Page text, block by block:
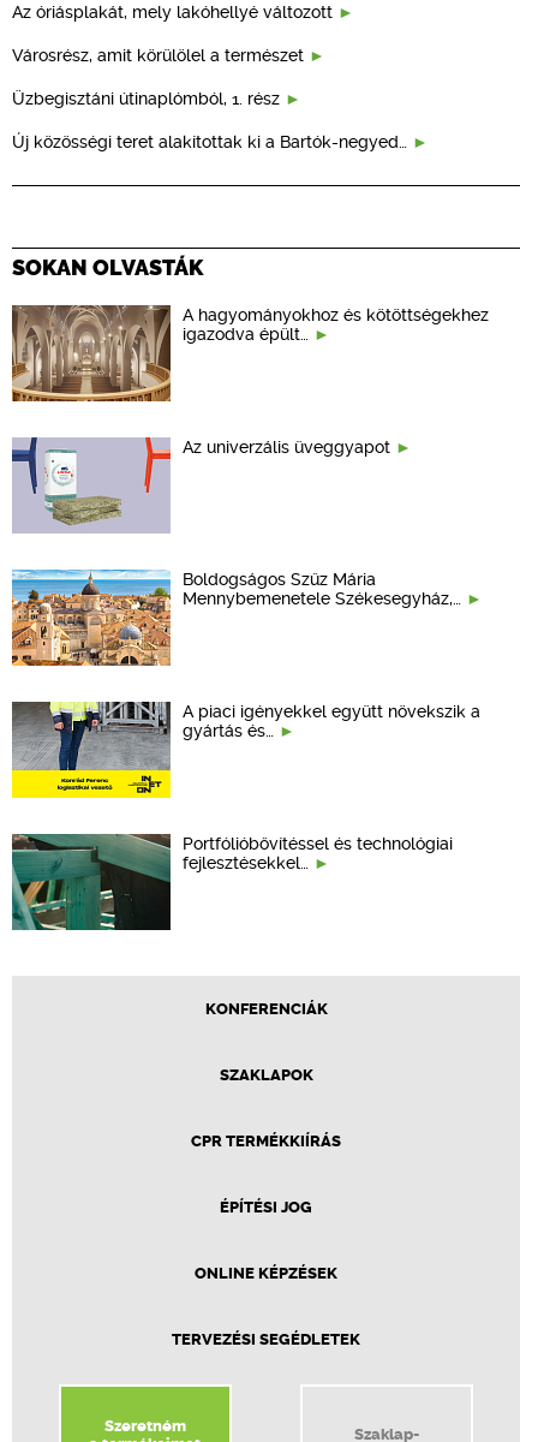
Az óriásplakát, mely lakóhellyé változott
Városrész, amit körülölel a természet
Üzbegisztáni útinaplómból, 1. rész
Új közösségi teret alakítottak ki a Bartók-negyed…
SOKAN OLVASTÁK
A hagyományokhoz és kötöttségekhez
igazodva épült…
Az univerzális üveggyapot
Boldogságos Szűz Mária
Mennybemenetele Székesegyház,…
A piaci igényekkel együtt növekszik a
gyártás és…
Portfólióbővítéssel és technológiai
fejlesztésekkel…
KONFERENCIÁK
SZAKLAPOK
CPR TERMÉKKIÍRÁS
ÉPÍTÉSI JOG
ONLINE KÉPZÉSEK
TERVEZÉSI SEGÉDLETEK
Szeretném
Szaklap-